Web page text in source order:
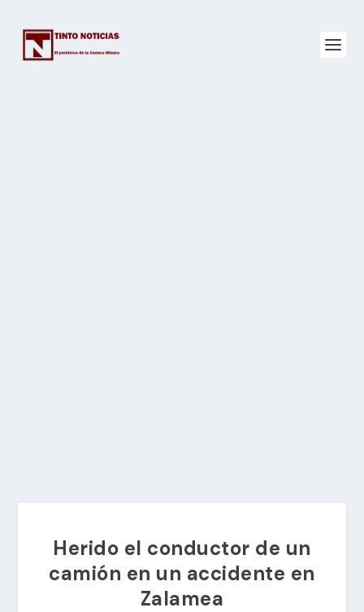
Herido el conductor de un
camión en un accidente en
Zalamea